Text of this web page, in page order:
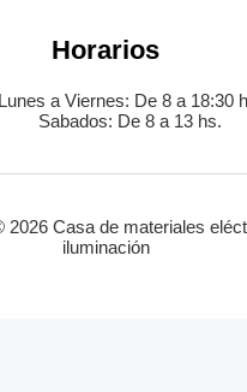
Horarios
Lunes a Viernes: De 8 a 18:30
Sabados: De 8 a 13 hs.
2026 Casa de materiales
iluminación